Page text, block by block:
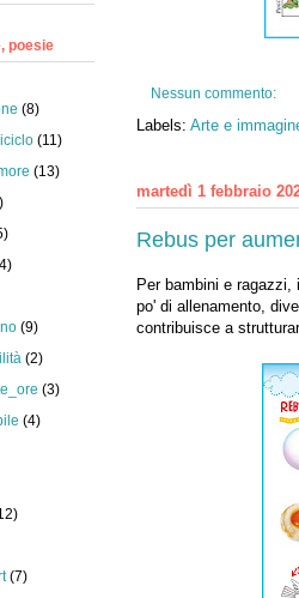
Nessun commento:
Labels: Arte e
martedì 1 febbraio
Rebus per
Per bambini e
po' di allenamento,
contribuisce a
poesie
(8)
(11)
(13)
(9)
(2)
(3)
(4)
(7)